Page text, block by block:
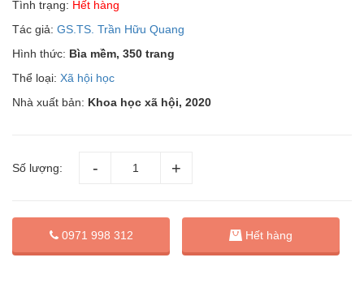
Tình trạng: Hết hàng
Tác giả: GS.TS. Trần Hữu Quang
Hình thức: Bìa mềm, 350 trang
Thể loại: Xã hội học
Nhà xuất bản: Khoa học xã hội, 2020
Số lượng:
0971 998 312 Hết hàng